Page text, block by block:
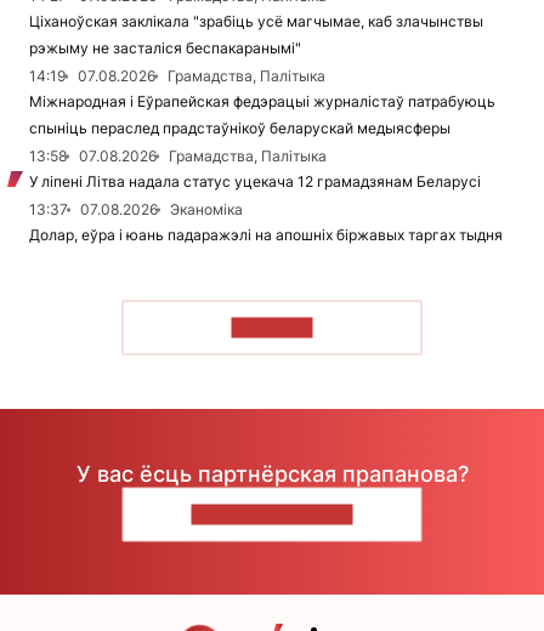
Ціханоўская заклікала "зрабіць усё магчымае, каб злачынствы
рэжыму не засталіся беспакаранымі"
14:19
07.08.2026
Грамадства, Палітыка
Міжнародная і Еўрапейская федэрацыі журналістаў патрабуюць
спыніць пераслед прадстаўнікоў беларускай медыясферы
13:58
07.08.2026
Грамадства, Палітыка
У ліпені Літва надала статус уцекача 12 грамадзянам Беларусі
13:37
07.08.2026
Эканоміка
Долар, еўра і юань падаражэлі на апошніх біржавых таргах тыдня
У вас ёсць партнёрская прапанова?